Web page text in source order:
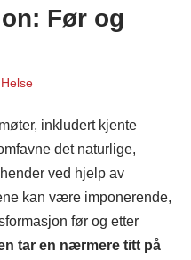
Før og
Helse
inkludert kjente
det naturlige,
ved hjelp av
kan være imponerende,
før og etter
tar en nærmere titt på